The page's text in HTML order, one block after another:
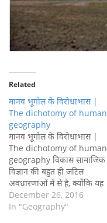
Related
मानव भूगोल के विरोधाभास |
The dichotomy of human
geography
मानव भूगोल के विरोधाभास |
The dichotomy of human
geography विकास सामाजिक
विज्ञान की बहुत ही जटिल
अवधारणाओं में से है, क्योंकि यह
एक मूल अवधारणा है और एक बार
इसे हासिल कर ली जाए तो यह
December 26, 2016
In "Geography"